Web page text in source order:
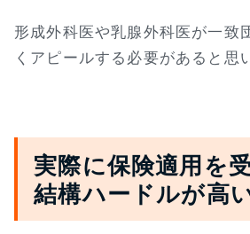
形成外科医や乳腺外科医が一致
くアピールする必要があると思
実際に保険適用を
結構ハードルが高